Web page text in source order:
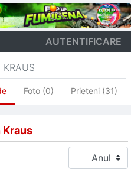
AUTENTIFICARE
Foto (0) Prieteni (31)
Kraus